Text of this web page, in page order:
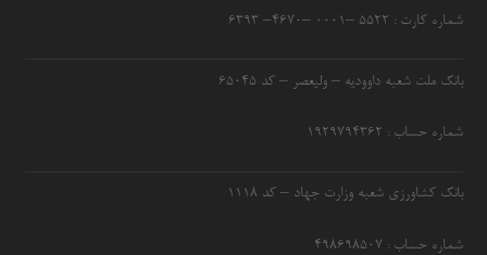
شماره کارت : ۵۵۲۲ –۰۰۰۱ –۴۶۷۰– ۶۳۹۳
بانک ملت شعبه داوودیه – ولیعصر – کد ۶۵۰۴۵
شماره حساب : ۱۹۲۹۷۹۴۳۶۲
بانک کشاورزی شعبه وزارت جهاد – کد 1118
شماره حساب : ۴۹۸۶۹۸۵۰۷